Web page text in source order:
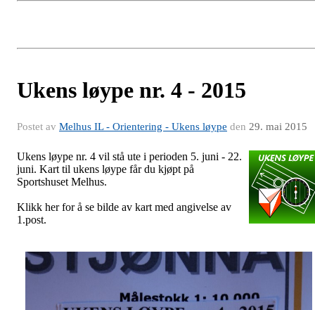
Ukens løype nr. 4 - 2015
Postet av Melhus IL - Orientering - Ukens løype den 29. mai 2015
Ukens løype nr. 4 vil stå ute i perioden 5. juni - 22.
juni. Kart til ukens løype får du kjøpt på
Sportshuset Melhus.
Klikk her for å se bilde av kart med angivelse av
1.post.